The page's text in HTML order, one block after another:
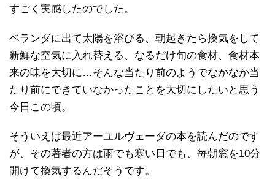
すごく実感したのでした。
ベランダに出て太陽を浴びる、朝起きたら換気をして
新鮮な空気に入れ替える、なるだけ旬の食材、食材本
来の味を大切に…そんな当たり前のようでなかなか当
たり前にできていなかったことを大切にしたいと思う
今日この頃。
そういえば最近アーユルヴェーダの本を読んだのです
が、その著者の方は雨でも寒い日でも、毎朝窓を10分
開けて換気するんだそうです。